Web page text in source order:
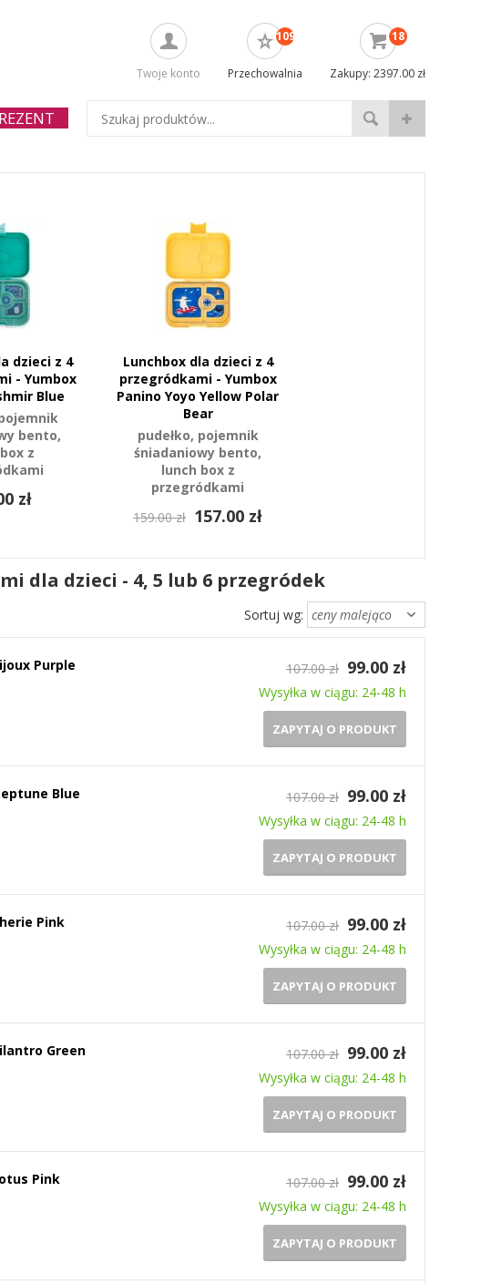
Twoje konto
109
Przechowalnia
18
Zakupy: 2397.00 zł
dzieci z 4
- Yumbox
Blue
bento,
z
zł
Lunchbox dla dzieci z 4
przegródkami - Yumbox
Panino Yoyo Yellow Polar
Bear
pudełko, pojemnik
śniadaniowy bento,
lunch box z
przegródkami
159.00 zł 157.00 zł
dla dzieci - 4, 5 lub 6 przegródek
Sortuj wg:
Purple
107.00 zł 99.00 zł
Wysyłka w ciągu: 24-48 h
ZAPYTAJ O PRODUKT
Blue
107.00 zł 99.00 zł
Wysyłka w ciągu: 24-48 h
ZAPYTAJ O PRODUKT
Pink
107.00 zł 99.00 zł
Wysyłka w ciągu: 24-48 h
ZAPYTAJ O PRODUKT
Green
107.00 zł 99.00 zł
Wysyłka w ciągu: 24-48 h
ZAPYTAJ O PRODUKT
Pink
107.00 zł 99.00 zł
Wysyłka w ciągu: 24-48 h
ZAPYTAJ O PRODUKT